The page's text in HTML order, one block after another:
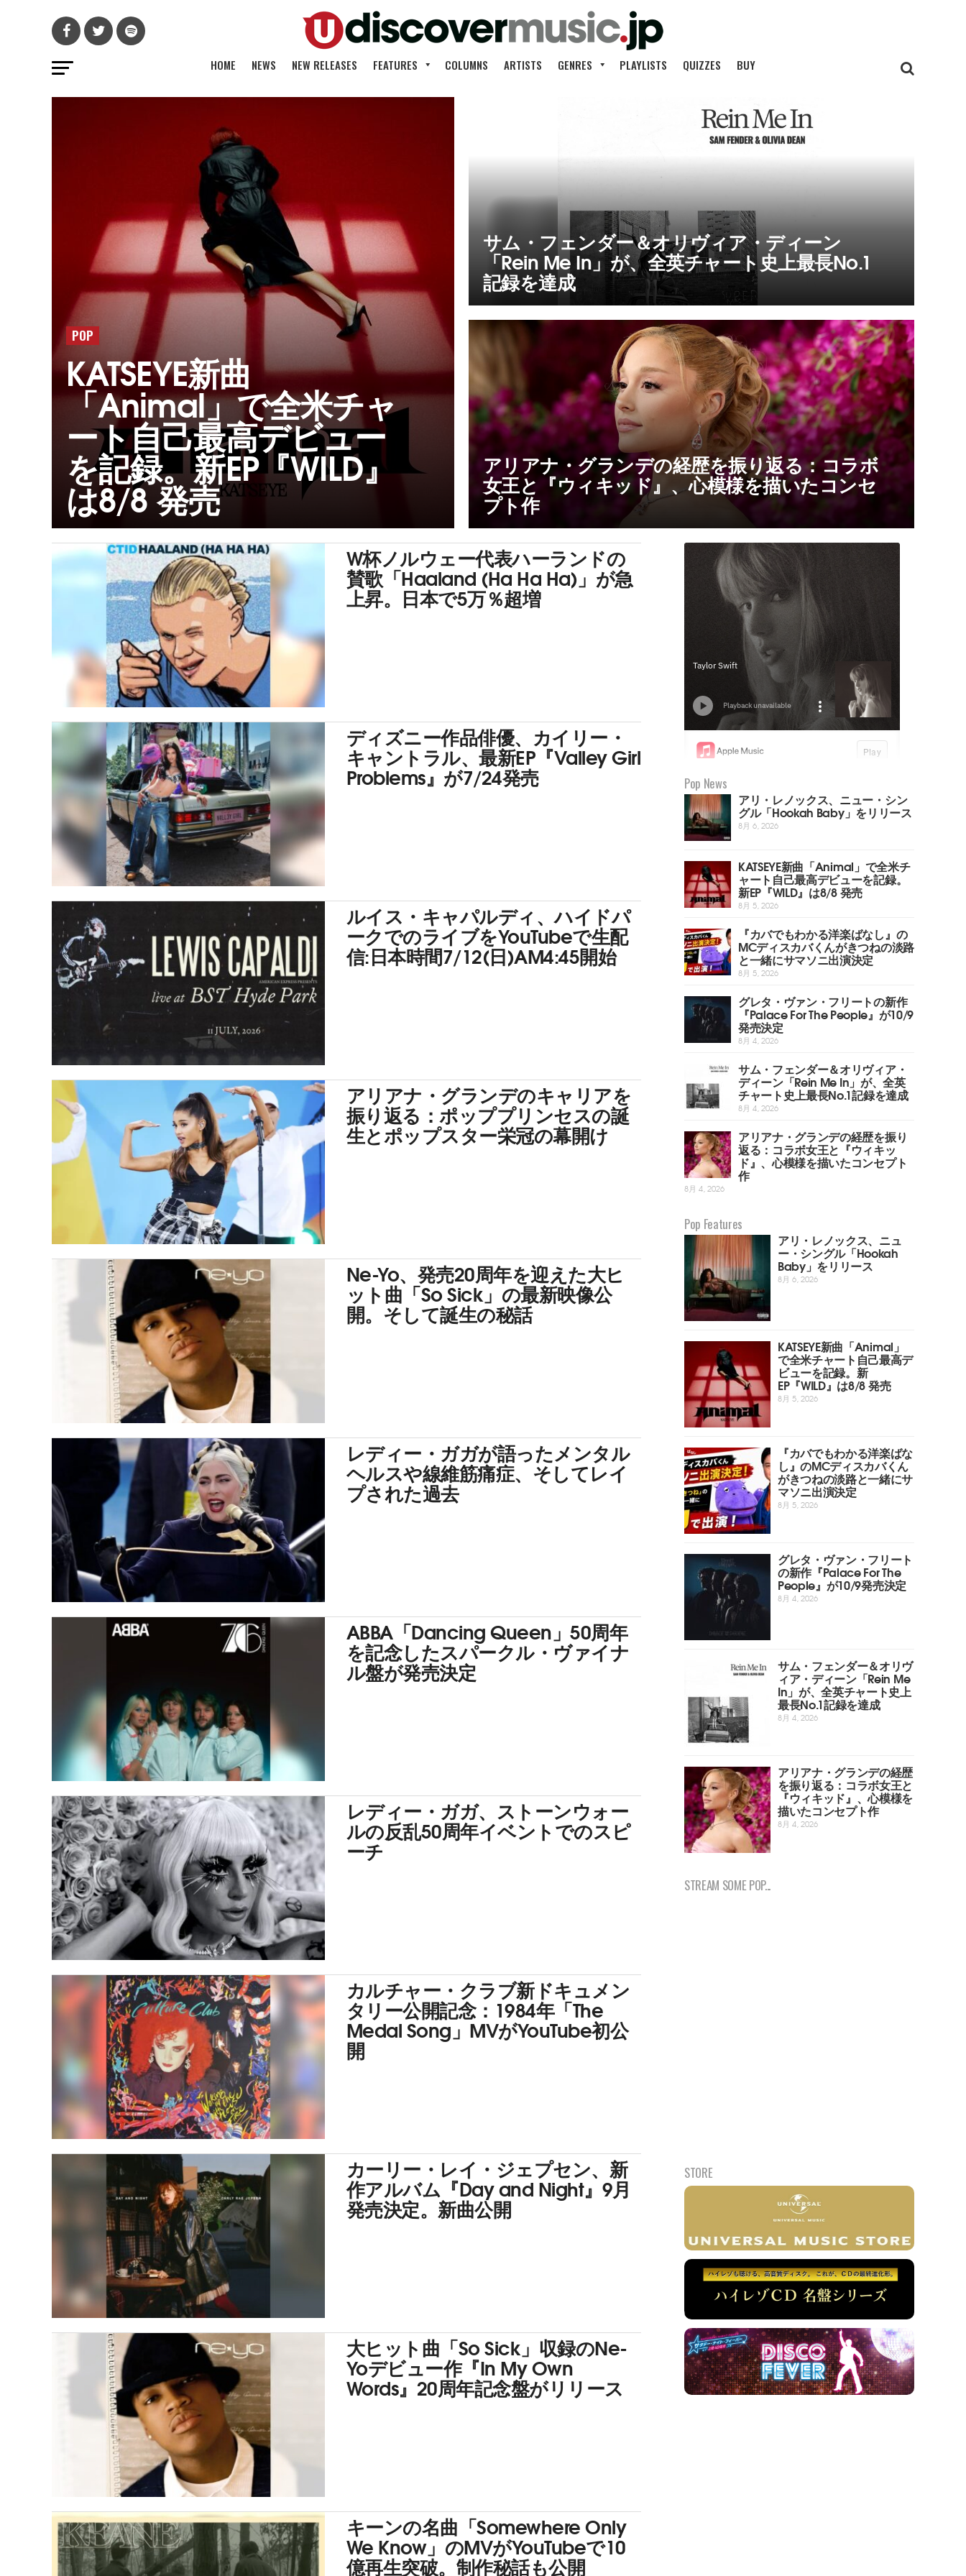
HOME NEWS NEW RELEASES FEATURES COLUMNS ARTISTS GENRES PLAYLISTS QUIZZES BUY
POP
KATSEYE新曲
「Animal」で全米チャ
ート自己最高デビュー
を記録。新EP『WILD』
は8/8 発売
サム・フェンダー＆オリヴィア・ディーン
「Rein Me In」が、全英チャート史上最長No.1
記録を達成
アリアナ・グランデの経歴を振り返る：コラボ
女王と『ウィキッド』、心模様を描いたコンセ
プト作
W杯ノルウェー代表ハーランドの
賛歌「Haaland (Ha Ha Ha)」が急
上昇。日本で5万％超増
ディズニー作品俳優、カイリー・
キャントラル、最新EP『Valley Girl
Problems』が7/24発売
ルイス・キャパルディ、ハイドパ
ークでのライブをYouTubeで生配
信:日本時間7/12(日)AM4:45開始
アリアナ・グランデのキャリアを
振り返る：ポッププリンセスの誕
生とポップスター栄冠の幕開け
Ne-Yo、発売20周年を迎えた大ヒ
ット曲「So Sick」の最新映像公
開。そして誕生の秘話
レディー・ガガが語ったメンタル
ヘルスや線維筋痛症、そしてレイ
プされた過去
ABBA「Dancing Queen」50周年
を記念したスパークル・ヴァイナ
ル盤が発売決定
レディー・ガガ、ストーンウォー
ルの反乱50周年イベントでのスピ
ーチ
カルチャー・クラブ新ドキュメン
タリー公開記念：1984年「The
Medal Song」MVがYouTube初公
開
カーリー・レイ・ジェプセン、新
作アルバム『Day and Night』9月
発売決定。新曲公開
大ヒット曲「So Sick」収録のNe-
Yoデビュー作『In My Own
Words』20周年記念盤がリリース
キーンの名曲「Somewhere Only
We Know」のMVがYouTubeで10
億再生突破。制作秘話も公開
Pop News
アリ・レノックス、ニュー・シン
グル「Hookah Baby」をリリース
8月 6, 2026
KATSEYE新曲「Animal」で全米チ
ャート自己最高デビューを記録。
新EP『WILD』は8/8 発売
8月 5, 2026
『カバでもわかる洋楽ばなし』の
MCディスカバくんがきつねの淡路
と一緒にサマソニ出演決定
8月 5, 2026
グレタ・ヴァン・フリートの新作
『Palace For The People』が10/9
発売決定
8月 4, 2026
サム・フェンダー＆オリヴィア・
ディーン「Rein Me In」が、全英
チャート史上最長No.1記録を達成
8月 4, 2026
アリアナ・グランデの経歴を振り
返る：コラボ女王と『ウィキッ
ド』、心模様を描いたコンセプト
作
8月 4, 2026
Pop Features
アリ・レノックス、ニュ
ー・シングル「Hookah
Baby」をリリース
8月 6, 2026
KATSEYE新曲「Animal」
で全米チャート自己最高デ
ビューを記録。新
EP『WILD』は8/8 発売
8月 5, 2026
『カバでもわかる洋楽ばな
し』のMCディスカバくん
がきつねの淡路と一緒にサ
マソニ出演決定
8月 5, 2026
グレタ・ヴァン・フリート
の新作『Palace For The
People』が10/9発売決定
8月 4, 2026
サム・フェンダー＆オリヴ
ィア・ディーン「Rein Me
In」が、全英チャート史上
最長No.1記録を達成
8月 4, 2026
アリアナ・グランデの経歴
を振り返る：コラボ女王と
『ウィキッド』、心模様を
描いたコンセプト作
8月 4, 2026
STREAM SOME POP...
STORE